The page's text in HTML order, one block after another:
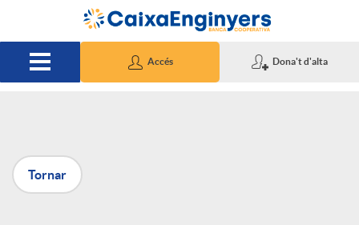
Salta al contingut principal
Accés Dona't d'alta
P
u
Tornar